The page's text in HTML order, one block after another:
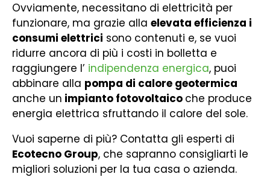
Ovviamente, necessitano di elettricità per
funzionare, ma grazie alla elevata efficienza i
consumi elettrici sono contenuti e, se vuoi
ridurre ancora di più i costi in bolletta e
raggiungere l’ indipendenza energica, puoi
abbinare alla pompa di calore geotermica
anche un impianto fotovoltaico che produce
energia elettrica sfruttando il calore del sole.
Vuoi saperne di più? Contatta gli esperti di
Ecotecno Group, che sapranno consigliarti le
migliori soluzioni per la tua casa o azienda.